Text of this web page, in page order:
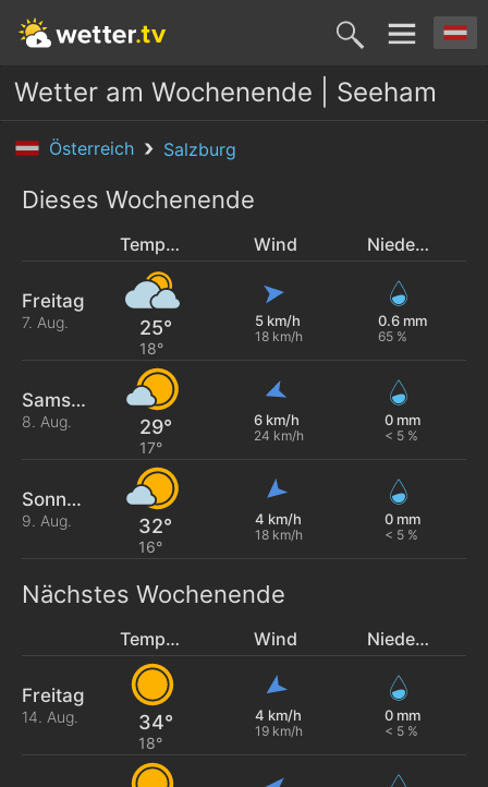
Wetter am Wochenende | Seeham
Österreich Salzburg
Dieses Wochenende
Temperatur Wind Niederschlag
Freitag
7. Aug. 25°
18°
5 km/h
18 km/h
0.6 mm
65 %
Samstag
8. Aug. 29°
17°
6 km/h
24 km/h
0 mm
< 5 %
Sonntag
9. Aug. 32°
16°
4 km/h
18 km/h
0 mm
< 5 %
Nächstes Wochenende
Temperatur Wind Niederschlag
Freitag
14. Aug. 34°
18°
4 km/h
19 km/h
0 mm
< 5 %